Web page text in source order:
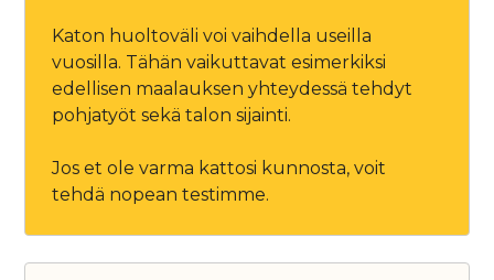
Katon huoltoväli voi vaihdella useilla
vuosilla. Tähän vaikuttavat esimerkiksi
edellisen maalauksen yhteydessä tehdyt
pohjatyöt sekä talon sijainti.
Jos et ole varma kattosi kunnosta, voit
tehdä nopean testimme.